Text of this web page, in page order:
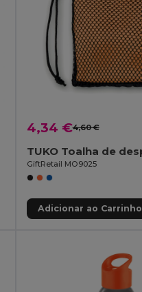
4,34 €4,60 €
GiftRetail MO9025
Adicionar ao Carrinho